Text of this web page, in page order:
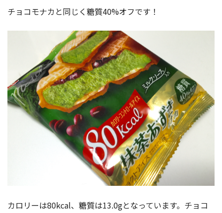
チョコモナカと同じく糖質40%オフです！
カロリーは80kcal、糖質は13.0gとなっています。チョコ